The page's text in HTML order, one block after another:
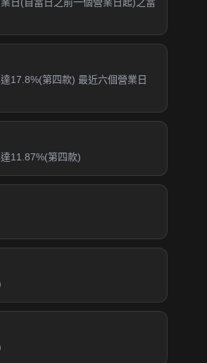
17.8%(第四款) 最近六個營業日
11.87%(第四款)